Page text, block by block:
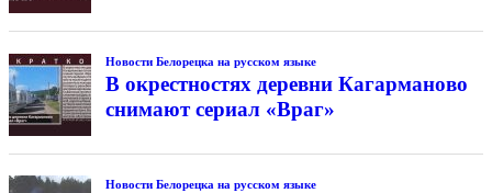
Новости Белорецка на русском языке
В окрестностях деревни Кагарманово
снимают сериал «Враг»
Новости Белорецка на русском языке